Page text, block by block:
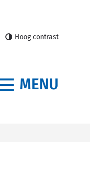
Hoog contrast
MENU